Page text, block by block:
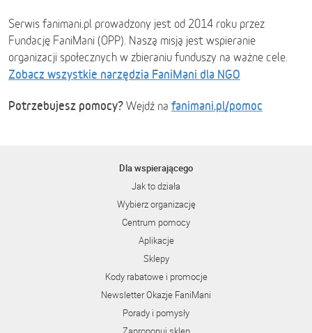
Serwis fanimani.pl prowadzony jest od 2014 roku przez
Fundację FaniMani (OPP). Naszą misją jest wspieranie
organizacji społecznych w zbieraniu funduszy na ważne cele.
Zobacz wszystkie narzędzia FaniMani dla NGO
Potrzebujesz pomocy? Wejdź na fanimani.pl/pomoc
Dla wspierającego
Jak to działa
Wybierz organizację
Centrum pomocy
Aplikacje
Sklepy
Kody rabatowe i promocje
Newsletter Okazje FaniMani
Porady i pomysły